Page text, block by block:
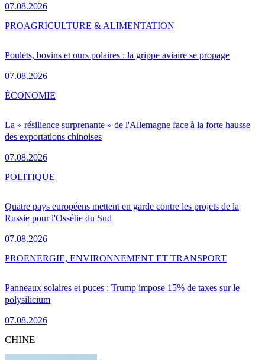
07.08.2026
Poulets, bovins et ours polaires : la grippe aviaire se propage
07.08.2026
PROAGRICULTURE & ALIMENTATION
La « résilience surprenante » de l'Allemagne face à la forte hausse
des exportations chinoises
07.08.2026
ÉCONOMIE
Quatre pays européens mettent en garde contre les projets de la
Russie pour l'Ossétie du Sud
07.08.2026
POLITIQUE
Panneaux solaires et puces : Trump impose 15% de taxes sur le
polysilicium
07.08.2026
PROENERGIE, ENVIRONNEMENT ET TRANSPORT
CHINE